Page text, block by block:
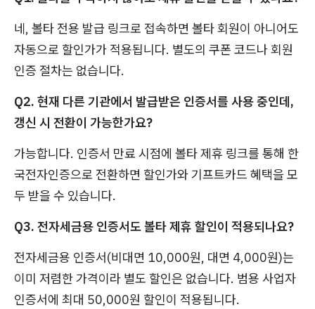
네, 볼타 전용 발급 링크로 접속하면 볼타 회원이 아니어도
자동으로 할인가가 적용됩니다. 별도의 쿠폰 코드나 회원
인증 절차는 없습니다.
Q2. 현재 다른 기관에서 발급받은 인증서를 사용 중인데,
갱신 시 전환이 가능한가요?
가능합니다. 인증서 만료 시점에 볼타 제휴 링크를 통해 한
국전자인증으로 전환하면 할인가와 기프트카드 혜택을 모
두 받을 수 있습니다.
Q3. 전자세금용 인증서도 볼타 제휴 할인이 적용되나요?
전자세금용 인증서(비대면 10,000원, 대면 4,000원)는
이미 저렴한 가격이라 별도 할인은 없습니다. 범용 사업자
인증서에 최대 50,000원 할인이 적용됩니다.